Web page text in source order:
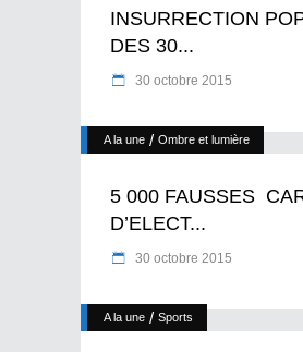
INSURRECTION
DES 30...
30 octobre 2015
A la une / Ombre et lumière
5 000 FAUSSES
D’ELECT...
30 octobre 2015
A la une / Sports